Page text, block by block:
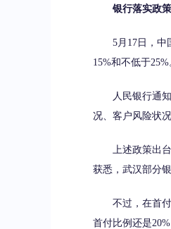
银行落实政策
5月17日，中国
15%和不低于
人民银行通知
况、客户风险状
上述政策出台
获悉，武汉部分
不过，在首付
首付比例还是